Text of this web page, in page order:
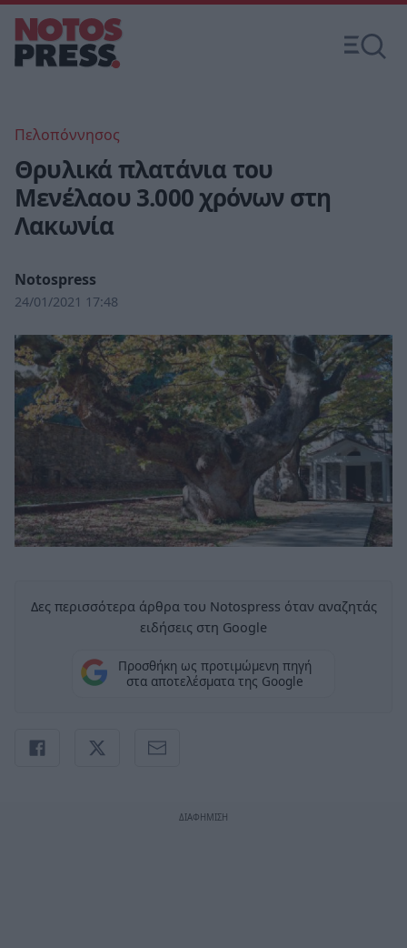
Πελοπόννησος
Θρυλικά πλατάνια του
Μενέλαου 3.000 χρόνων στη
Λακωνία
Notospress
24/01/2021 17:48
Δες περισσότερα άρθρα του Notospress όταν αναζητάς
ειδήσεις στη Google
Προσθήκη ως προτιμώμενη πηγή
στα αποτελέσματα της Google